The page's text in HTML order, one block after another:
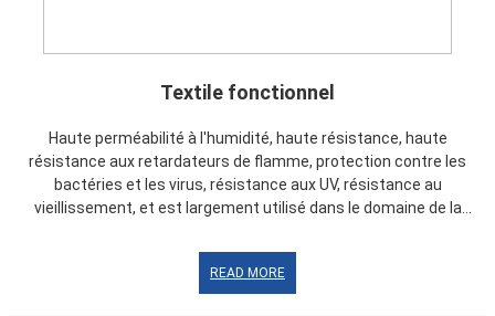
Textile fonctionnel
Haute perméabilité à l'humidité, haute résistance, haute
résistance aux retardateurs de flamme, protection contre les
bactéries et les virus, résistance aux UV, résistance au
vieillissement, et est largement utilisé dans le domaine de la
READ MORE